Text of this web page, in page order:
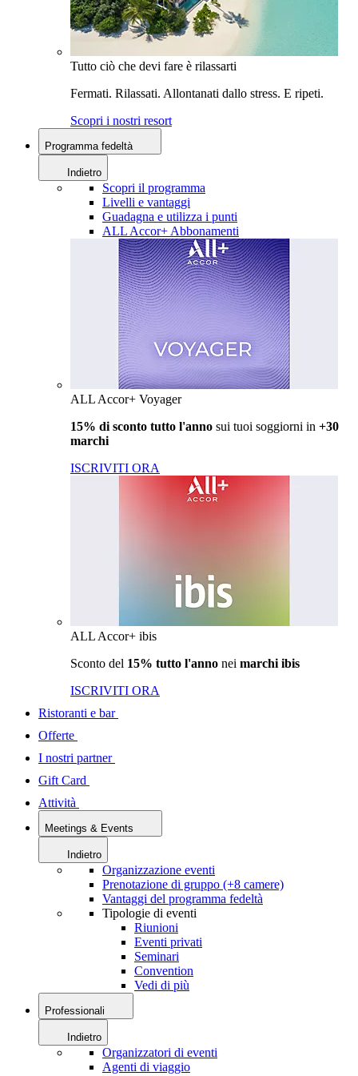
Tutto ciò che devi fare è rilassarti
Fermati. Rilassati. Allontanati dallo stress. E ripeti.
Scopri i nostri resort
Programma fedeltà
Indietro
Scopri il programma
Livelli e vantaggi
Guadagna e utilizza i punti
ALL Accor+ Abbonamenti
ALL Accor+ Voyager
15% di sconto tutto l'anno sui tuoi soggiorni in +30
marchi
ISCRIVITI ORA
ALL Accor+ ibis
Sconto del 15% tutto l'anno nei marchi ibis
ISCRIVITI ORA
Ristoranti e bar
Offerte
I nostri partner
Gift Card
Attività
Meetings & Events
Indietro
Organizzazione eventi
Prenotazione di gruppo (+8 camere)
Vantaggi del programma fedeltà
Tipologie di eventi
Riunioni
Eventi privati
Seminari
Convention
Vedi di più
Professionali
Indietro
Organizzatori di eventi
Agenti di viaggio